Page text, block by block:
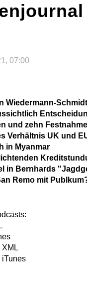
07:00
Wiedermann-
und zehn
Verhältnis UK und
in Myanmar
in Bernhards
Remo mit
XML
iTunes